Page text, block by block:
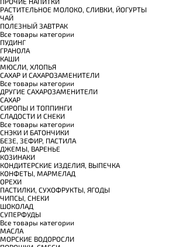
РАСТИТЕЛЬНОЕ МОЛОКО, СЛИВКИ, ЙОГУРТЫ
ЧАЙ
ПОЛЕЗНЫЙ ЗАВТРАК
Все товары категории
ПУДИНГ
ГРАНОЛА
КАШИ
МЮСЛИ, ХЛОПЬЯ
САХАР И САХАРОЗАМЕНИТЕЛИ
Все товары категории
ДРУГИЕ САХАРОЗАМЕНИТЕЛИ
САХАР
СИРОПЫ И ТОППИНГИ
СЛАДОСТИ И СНЕКИ
Все товары категории
СНЭКИ И БАТОНЧИКИ
БЕЗЕ, ЗЕФИР, ПАСТИЛА
ДЖЕМЫ, ВАРЕНЬЕ
КОЗИНАКИ
КОНДИТЕРСКИЕ ИЗДЕЛИЯ, ВЫПЕЧКА
КОНФЕТЫ, МАРМЕЛАД
ОРЕХИ
ПАСТИЛКИ, СУХОФРУКТЫ, ЯГОДЫ
ЧИПСЫ, СНЕКИ
ШОКОЛАД
СУПЕРФУДЫ
Все товары категории
МАСЛА
МОРСКИЕ ВОДОРОСЛИ